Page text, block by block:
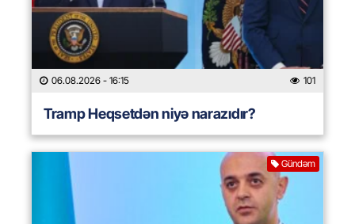
06.08.2026 - 16:15 101
Tramp Heqsetdən niyə narazıdır?
Gündəm